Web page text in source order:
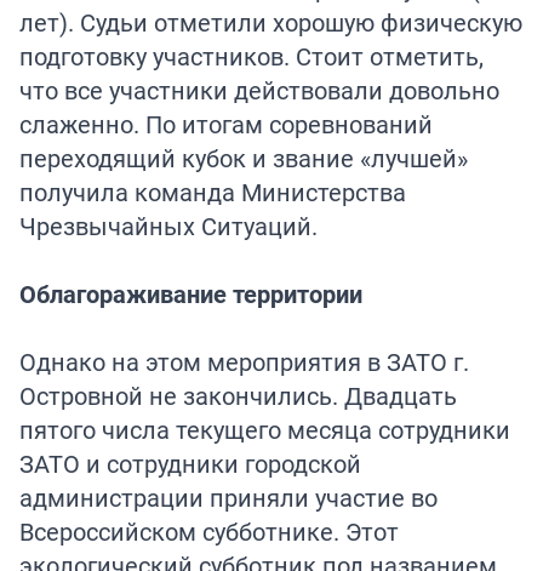
лет). Судьи отметили хорошую физическую
подготовку участников. Стоит отметить,
что все участники действовали довольно
слаженно. По итогам соревнований
переходящий кубок и звание «лучшей»
получила команда Министерства
Чрезвычайных Ситуаций.
Облагораживание территории
Однако на этом мероприятия в ЗАТО г.
Островной не закончились. Двадцать
пятого числа текущего месяца сотрудники
ЗАТО и сотрудники городской
администрации приняли участие во
Всероссийском субботнике. Этот